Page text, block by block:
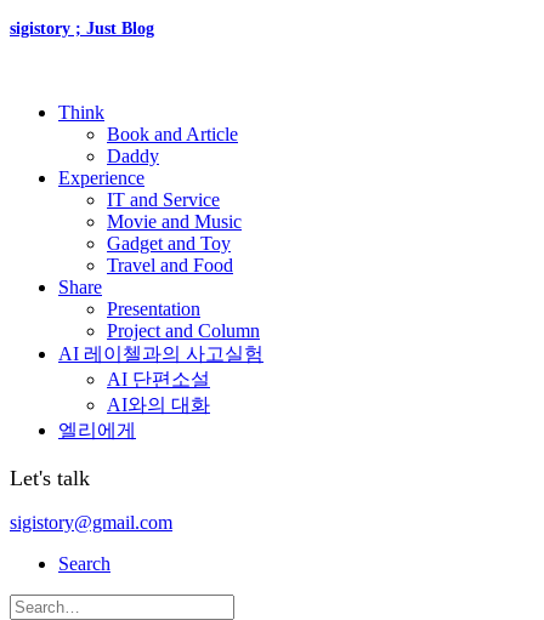
sigistory ; Just Blog
Think
Book and Article
Daddy
Experience
IT and Service
Movie and Music
Gadget and Toy
Travel and Food
Share
Presentation
Project and Column
AI 레이첼과의 사고실험
AI 단편소설
AI와의 대화
엘리에게
Let's talk
sigistory@gmail.com
Search